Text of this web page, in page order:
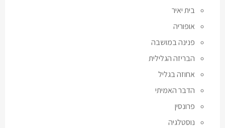
בית יאיר
אופוריה
פנינה במושבה
הבריזה הגלילית
אחוזה בגליל
הדבר האמיתי
פרונסין
נוסטלגיה